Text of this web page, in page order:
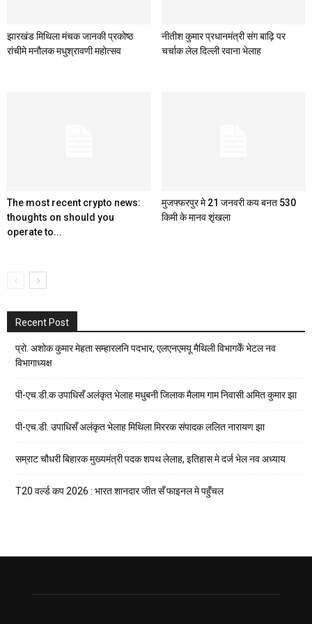
झारखंड मिथिला मंचक जानकी प्रकोष्ठ
रांचीमे मनौलक मधुश्रावणी महोत्सव
नीतीश कुमार प्रधानमंत्री संग बाढ़ि पर
चर्चाक लेल दिल्ली रवाना भेलाह
The most recent crypto news:
thoughts on should you
operate to...
मुजफ्फरपुर मे 21 जनवरी कय बनत 530
किमी के मानव शृंखला
Recent Post
प्रो. अशोक कुमार मेहता सम्हारलनि पदभार, एलएनएमयू मैथिली विभागकेँ भेटल नव
विभागाध्यक्ष
पी-एच.डी.क उपाधिसँ अलंकृत भेलाह मधुबनी जिलाक मैलाम गाम निवासी अमित कुमार झा
पी-एच.डी. उपाधिसँ अलंकृत भेलाह मिथिला मिररक संपादक ललित नारायण झा
सम्राट चौधरी बिहारक मुख्यमंत्री पदक शपथ लेलाह, इतिहास मे दर्ज भेल नव अध्याय
T20 वर्ल्ड कप 2026 : भारत शानदार जीत सँ फाइनल मे पहुँचल